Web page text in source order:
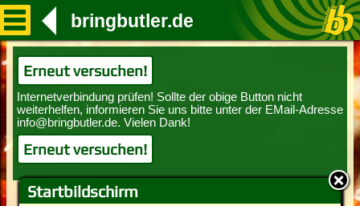
Startbildschirm
bringbutler.de
Erneut versuchen!
Erneut versuchen!